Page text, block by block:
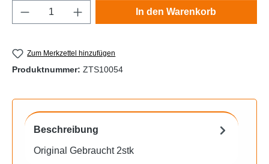
Produkt Anzahl: Gib den gewünschten
In den Warenkorb
Zum Merkzettel hinzufügen
Produktnummer: ZTS10054
Beschreibung
Original Gebraucht 2stk